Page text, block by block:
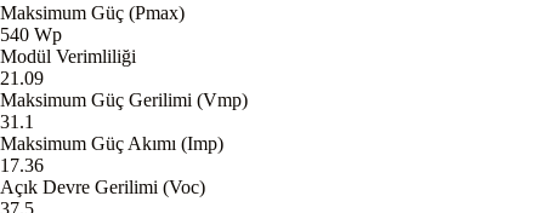
Maksimum Güç (Pmax)
540 Wp
Modül Verimliliği
21.09
Maksimum Güç Gerilimi (Vmp)
31.1
Maksimum Güç Akımı (Imp)
17.36
Açık Devre Gerilimi (Voc)
37.5